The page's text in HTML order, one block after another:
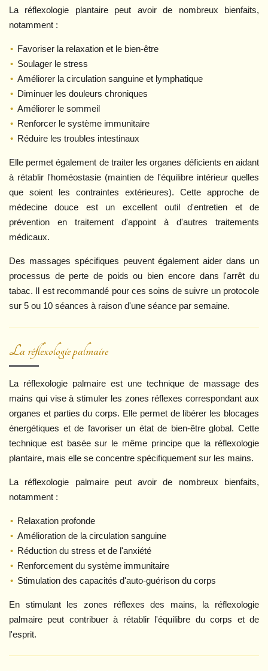
La réflexologie plantaire peut avoir de nombreux bienfaits,
notamment :
Favoriser la relaxation et le bien-être
Soulager le stress
Améliorer la circulation sanguine et lymphatique
Diminuer les douleurs chroniques
Améliorer le sommeil
Renforcer le système immunitaire
Réduire les troubles intestinaux
Elle permet également de traiter les organes déficients en aidant
à rétablir l'homéostasie (maintien de l'équilibre intérieur quelles
que soient les contraintes extérieures). Cette approche de
médecine douce est un excellent outil d'entretien et de
prévention en traitement d'appoint à d'autres traitements
médicaux.
Des massages spécifiques peuvent également aider dans un
processus de perte de poids ou bien encore dans l'arrêt du
tabac. Il est recommandé pour ces soins de suivre un protocole
sur 5 ou 10 séances à raison d'une séance par semaine.
La réflexologie palmaire
La réflexologie palmaire est une technique de massage des
mains qui vise à stimuler les zones réflexes correspondant aux
organes et parties du corps. Elle permet de libérer les blocages
énergétiques et de favoriser un état de bien-être global. Cette
technique est basée sur le même principe que la réflexologie
plantaire, mais elle se concentre spécifiquement sur les mains.
La réflexologie palmaire peut avoir de nombreux bienfaits,
notamment :
Relaxation profonde
Amélioration de la circulation sanguine
Réduction du stress et de l'anxiété
Renforcement du système immunitaire
Stimulation des capacités d'auto-guérison du corps
En stimulant les zones réflexes des mains, la réflexologie
palmaire peut contribuer à rétablir l'équilibre du corps et de
l'esprit.